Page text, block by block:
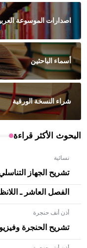
اصدارات الموسوعة
أسماء الباحثين
شراء النسخة الورقية
البحوث الأكثر قراءة
نسائية
تشريح الجهاز
الفصل العاشر ـ
أذن أنف حنجرة
تشريح الحنجرة